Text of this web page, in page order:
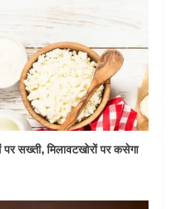
सख्ती, मिलावटखोरों पर कसेगा